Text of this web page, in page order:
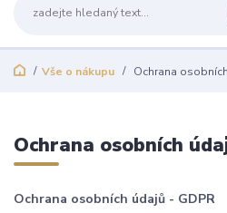
Vše o nákupu Ochrana
Ochrana osobních
Ochrana osobních údajů - GDPR